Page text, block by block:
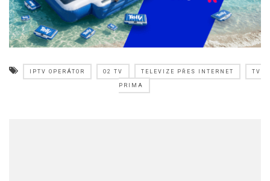
IPTV OPERÁTOR O2 TV TELEVIZE PŘES INTERNET TV
PRIMA